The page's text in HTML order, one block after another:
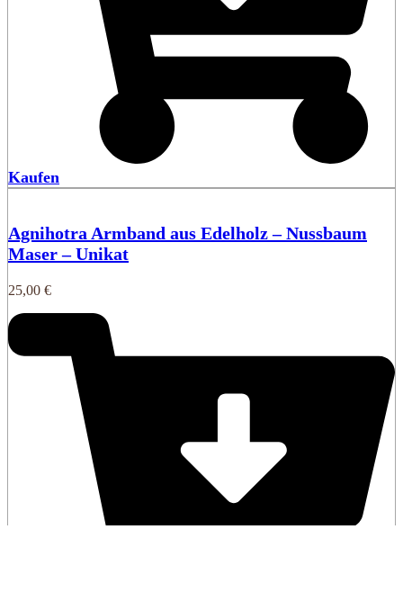
Kaufen
Agnihotra Armband aus Edelholz – Nussbaum
Maser – Unikat
25,00 €